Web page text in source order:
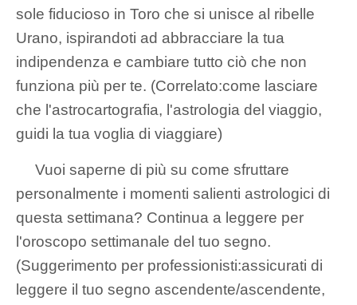
sole fiducioso in Toro che si unisce al ribelle
Urano, ispirandoti ad abbracciare la tua
indipendenza e cambiare tutto ciò che non
funziona più per te. (Correlato:come lasciare
che l'astrocartografia, l'astrologia del viaggio,
guidi la tua voglia di viaggiare)
Vuoi saperne di più su come sfruttare
personalmente i momenti salienti astrologici di
questa settimana? Continua a leggere per
l'oroscopo settimanale del tuo segno.
(Suggerimento per professionisti:assicurati di
leggere il tuo segno ascendente/ascendente,